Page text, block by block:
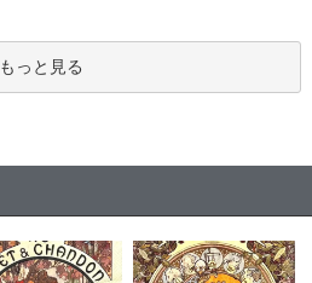
もっと見る